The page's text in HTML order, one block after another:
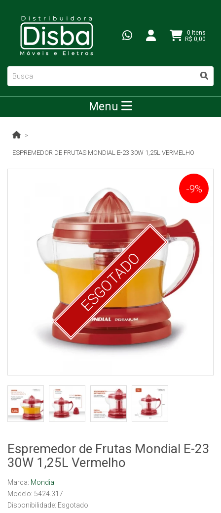
0 Itens
R$ 0,00
Menu
ESPREMEDOR DE FRUTAS MONDIAL E-23 30W 1,25L VERMELHO
ESGOTADO
-9%
Espremedor de Frutas Mondial E-23
30W 1,25L Vermelho
Marca: Mondial
Modelo: 5424.317
Disponibilidade: Esgotado